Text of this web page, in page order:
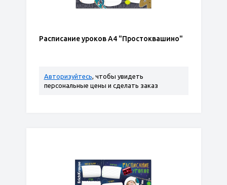
Расписание уроков А4 "Простоквашино"
Авторизуйтесь, чтобы увидеть
персональные цены и сделать заказ